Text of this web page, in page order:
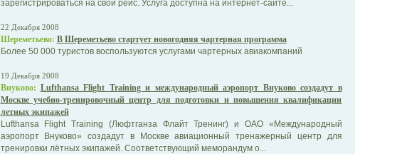
зарегистрироваться на свой рейс. Услуга доступна на интернет-сайте...
22 Декабря 2008
Шереметьево: В Шереметьево стартует новогодняя чартерная программа
Более 50 000 туристов воспользуются услугами чартерных авиакомпаний
19 Декабря 2008
Внуково: Lufthansa Flight Training и международный аэропорт Внуково создадут в
Москве учебно-тренировочный центр для подготовки и повышения квалификации
летных экипажей
Lufthansa Flight Training (Люфтганза Флайт Тренинг) и ОАО «Международный
аэропорт Внуково» создадут в Москве авиационный тренажерный центр для
тренировки лётных экипажей. Соответствующий меморандум о...